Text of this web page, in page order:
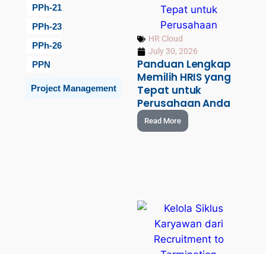
PPh-21
PPh-23
PPh-26
PPN
Project Management
HR Cloud
July 30, 2026
Panduan Lengkap
Memilih HRIS yang
Tepat untuk
Perusahaan Anda
Read More